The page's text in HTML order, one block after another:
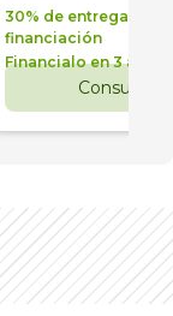
30% de entrega +
financiación
Financialo en 3 años
Consultar